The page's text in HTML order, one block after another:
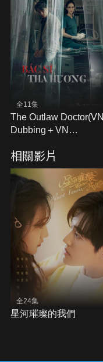
全11集
The Outlaw Doctor(VN
Dubbing＋VN
相關影片
全24集
星河璀璨的我們